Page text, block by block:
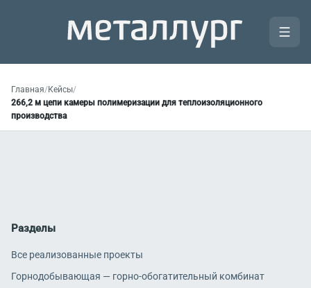
Главная/Кейсы/
266,2 м цепи камеры полимеризации для теплоизоляционного
производства
Разделы
Все реализованные проекты
Горнодобывающая — горно-обогатительный комбинат